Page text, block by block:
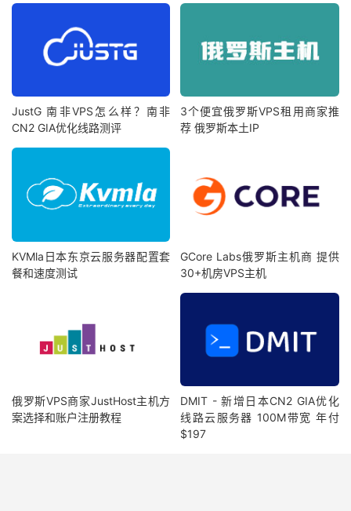
JustG 南非VPS怎么样？南非
CN2 GIA优化线路测评
3个便宜俄罗斯VPS租用商家推
荐 俄罗斯本土IP
KVMla日本东京云服务器配置套
餐和速度测试
GCore Labs俄罗斯主机商 提供
30+机房VPS主机
俄罗斯VPS商家JustHost主机方
案选择和账户注册教程
DMIT - 新增日本CN2 GIA优化
线路云服务器 100M带宽 年付
$197